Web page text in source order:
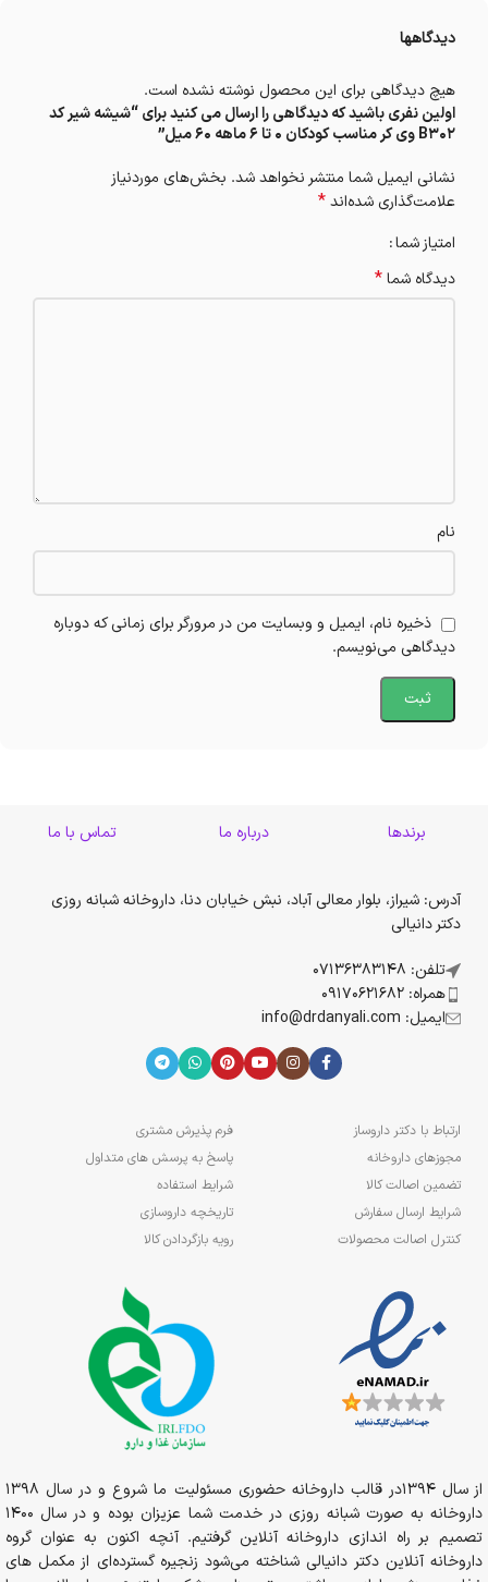
دیدگاهها
هیچ دیدگاهی برای این محصول نوشته نشده است.
اولین نفری باشید که دیدگاهی را ارسال می کنید برای “شیشه شیر کد
B302 وی کر مناسب کودکان 0 تا 6 ماهه 60 میل”
نشانی ایمیل شما منتشر نخواهد شد. بخش‌های موردنیاز
علامت‌گذاری شده‌اند*
امتیاز شما
دیدگاه شما*
نام
ذخیره نام، ایمیل و وبسایت من در مرورگر برای زمانی که دوباره
دیدگاهی می‌نویسم.
برندها درباره ما تماس با ما
آدرس: شیراز، بلوار معالی آباد، نبش خیابان دنا، داروخانه شبانه روزی
دکتر دانیالی
تلفن: 07136383148
همراه: 09170621682
ایمیل: info@drdanyali.com
ارتباط با دکتر داروساز
مجوزهای داروخانه
تضمین اصالت کالا
شرایط ارسال سفارش
کنترل اصالت محصولات
فرم پذیرش مشتری
پاسخ به پرسش های متداول
شرایط استفاده
تاریخچه داروسازی
رویه بازگردادن کالا
از سال 1394در قالب داروخانه حضوری مسئولیت ما شروع و در سال 1398
داروخانه به صورت شبانه روزی در خدمت شما عزیزان بوده و در سال 1400
تصمیم بر راه اندازی داروخانه آنلاین گرفتیم. آنچه اکنون به عنوان گروه
داروخانه آنلاین دکتر دانیالی شناخته می‌شود زنجیره گسترده‌ای از مکمل های